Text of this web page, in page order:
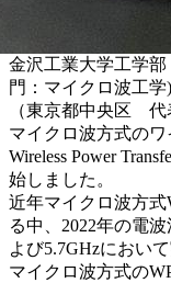
金沢工業大学工学
門：マイクロ波工
（東京都中央区 代
マイクロ波方式のワ
Wireless Power
始しました。
近年マイクロ波方
る中、2022年の電
よび5.7GHzにおい
マイクロ波方式の